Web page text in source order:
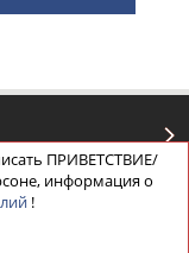
ПРИВЕТСТВИЕ/
информация о
!